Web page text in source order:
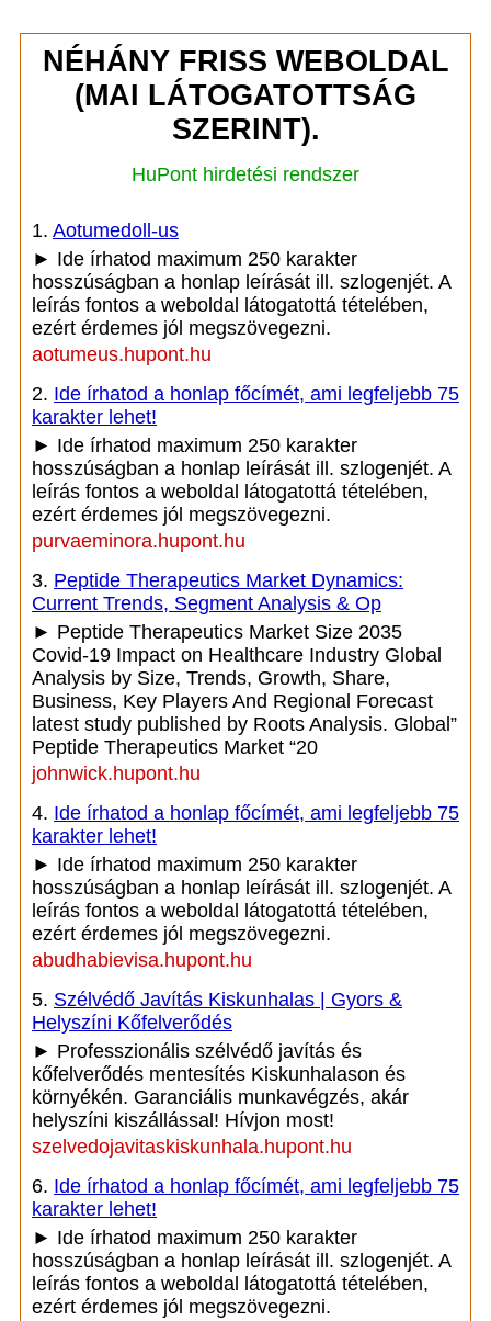
NÉHÁNY FRISS WEBOLDAL
(MAI LÁTOGATOTTSÁG
SZERINT).
HuPont hirdetési rendszer
1. Aotumedoll-us
► Ide írhatod maximum 250 karakter
hosszúságban a honlap leírását ill. szlogenjét. A
leírás fontos a weboldal látogatottá tételében,
ezért érdemes jól megszövegezni.
aotumeus.hupont.hu
2. Ide írhatod a honlap főcímét, ami legfeljebb 75
karakter lehet!
► Ide írhatod maximum 250 karakter
hosszúságban a honlap leírását ill. szlogenjét. A
leírás fontos a weboldal látogatottá tételében,
ezért érdemes jól megszövegezni.
purvaeminora.hupont.hu
3. Peptide Therapeutics Market Dynamics:
Current Trends, Segment Analysis & Op
► Peptide Therapeutics Market Size 2035
Covid-19 Impact on Healthcare Industry Global
Analysis by Size, Trends, Growth, Share,
Business, Key Players And Regional Forecast
latest study published by Roots Analysis. Global”
Peptide Therapeutics Market “20
johnwick.hupont.hu
4. Ide írhatod a honlap főcímét, ami legfeljebb 75
karakter lehet!
► Ide írhatod maximum 250 karakter
hosszúságban a honlap leírását ill. szlogenjét. A
leírás fontos a weboldal látogatottá tételében,
ezért érdemes jól megszövegezni.
abudhabievisa.hupont.hu
5. Szélvédő Javítás Kiskunhalas | Gyors &
Helyszíni Kőfelverődés
► Professzionális szélvédő javítás és
kőfelverődés mentesítés Kiskunhalason és
környékén. Garanciális munkavégzés, akár
helyszíni kiszállással! Hívjon most!
szelvedojavitaskiskunhala.hupont.hu
6. Ide írhatod a honlap főcímét, ami legfeljebb 75
karakter lehet!
► Ide írhatod maximum 250 karakter
hosszúságban a honlap leírását ill. szlogenjét. A
leírás fontos a weboldal látogatottá tételében,
ezért érdemes jól megszövegezni.